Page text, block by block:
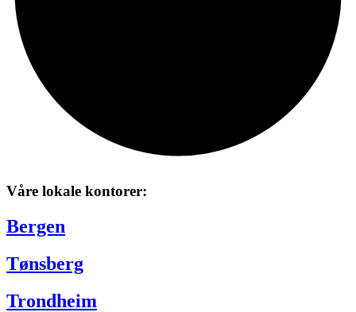
Våre lokale kontorer:
Bergen
Tønsberg
Trondheim